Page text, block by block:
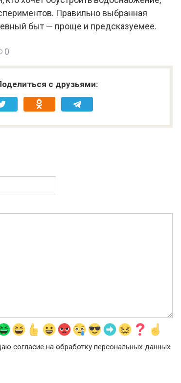
Правильно выбранная
быт — проще и предсказуемее.
0
с друзьями:
согласие на обработку персональных данных